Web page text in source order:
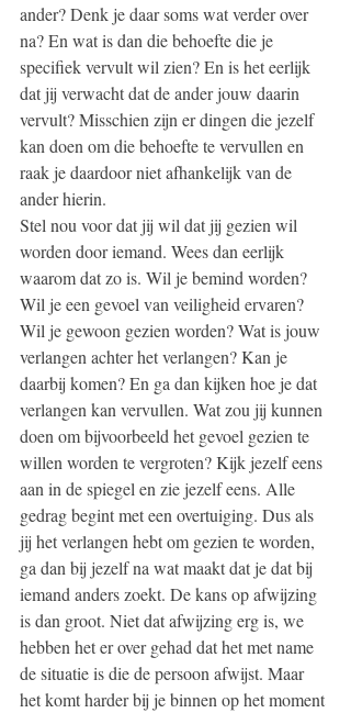
ander? Denk je daar soms wat verder over
na? En wat is dan die behoefte die je
specifiek vervult wil zien? En is het eerlijk
dat jij verwacht dat de ander jouw daarin
vervult? Misschien zijn er dingen die jezelf
kan doen om die behoefte te vervullen en
raak je daardoor niet afhankelijk van de
ander hierin.
Stel nou voor dat jij wil dat jij gezien wil
worden door iemand. Wees dan eerlijk
waarom dat zo is. Wil je bemind worden?
Wil je een gevoel van veiligheid ervaren?
Wil je gewoon gezien worden? Wat is jouw
verlangen achter het verlangen? Kan je
daarbij komen? En ga dan kijken hoe je dat
verlangen kan vervullen. Wat zou jij kunnen
doen om bijvoorbeeld het gevoel gezien te
willen worden te vergroten? Kijk jezelf eens
aan in de spiegel en zie jezelf eens. Alle
gedrag begint met een overtuiging. Dus als
jij het verlangen hebt om gezien te worden,
ga dan bij jezelf na wat maakt dat je dat bij
iemand anders zoekt. De kans op afwijzing
is dan groot. Niet dat afwijzing erg is, we
hebben het er over gehad dat het met name
de situatie is die de persoon afwijst. Maar
het komt harder bij je binnen op het moment